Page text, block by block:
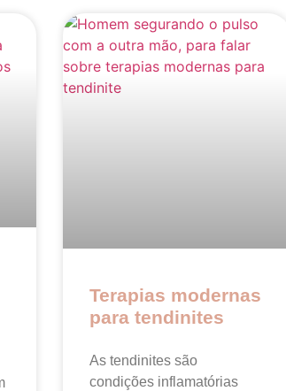
Terapias modernas
para tendinites
As tendinites são
condições inflamatórias